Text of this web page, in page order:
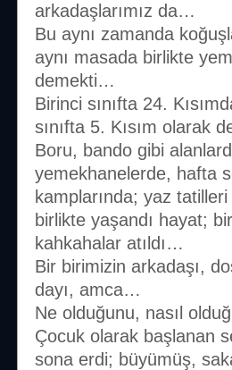
arkadaşlarımız da…
Bu aynı zamanda
aynı masada birlikte
demekti…
Birinci sınıfta 24.
sınıfta 5. Kısım olarak
Boru, bando gibi
yemekhanelerde, hafta
kamplarında; yaz
birlikte yaşandı hayat;
kahkahalar atıldı…
Bir birimizin arkadaşı,
dayı, amca…
Ne olduğunu, nasıl
Çocuk olarak başlanan
sona erdi; büyümüş,